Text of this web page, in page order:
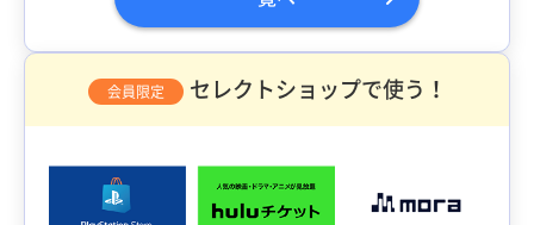
会員限定 セレクトショップで使う！